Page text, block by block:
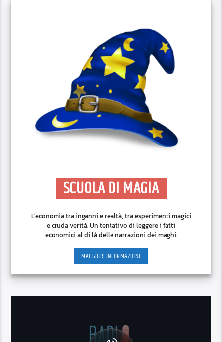
SCUOLA DI MAGIA
L'economia tra inganni e realtà, tra esperimenti magici
e cruda verità. Un tentativo di leggere i fatti
economici al di là delle narrazioni dei maghi.
MAGGIORI INFORMAZIONI